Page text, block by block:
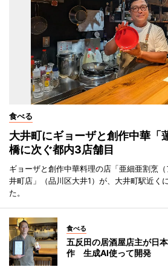
食べる
大井町にギョーザと創作中華
橋に次ぐ都内3店舗目
ギョーザと創作中華料理の店「亜細亜割烹
井町店」（品川区大井1）が、大井町駅近く
た。
食べる
五反田の居酒屋店主が日
作 生成AI使って開発